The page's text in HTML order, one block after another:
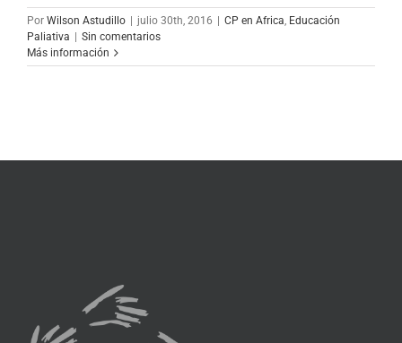
Por Wilson Astudillo julio 30th, 2016 CP en Africa, Educación
Paliativa
Sin comentarios
Más información